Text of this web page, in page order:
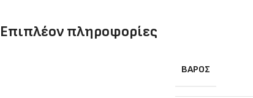
Επιπλέον πληροφορίες
ΒΆΡΟΣ